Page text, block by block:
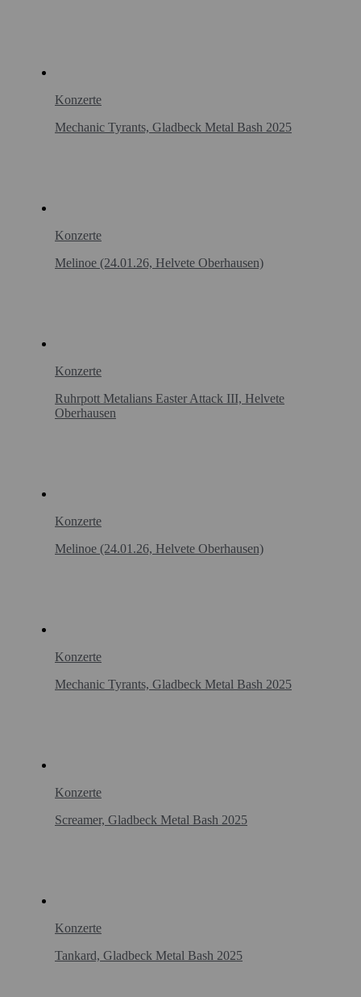
Konzerte
Mechanic Tyrants, Gladbeck Metal Bash 2025
Konzerte
Melinoe (24.01.26, Helvete Oberhausen)
Konzerte
Ruhrpott Metalians Easter Attack III, Helvete
Oberhausen
Konzerte
Melinoe (24.01.26, Helvete Oberhausen)
Konzerte
Mechanic Tyrants, Gladbeck Metal Bash 2025
Konzerte
Screamer, Gladbeck Metal Bash 2025
Konzerte
Tankard, Gladbeck Metal Bash 2025